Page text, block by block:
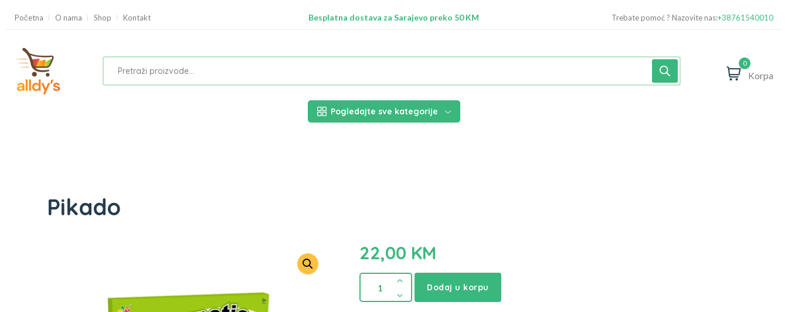
Početna O nama Shop Kontakt
Besplatna dostava za Sarajevo preko 50 KM
Trebate pomoć ? Nazovite nas:+38761540010
0
Korpa
Pogledajte sve kategorije
Pikado
22,00 KM
Dodaj u korpu